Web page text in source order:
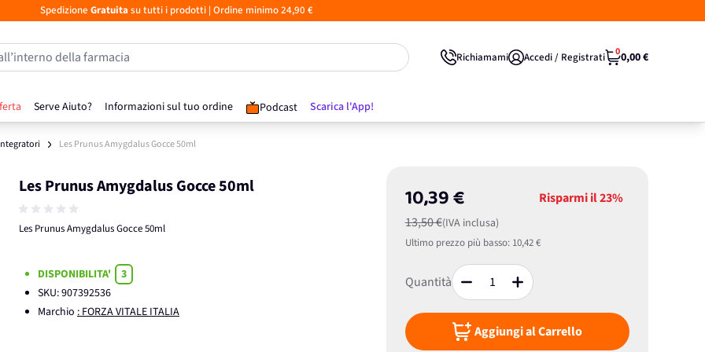
Spedizione Gratuita su tutti i prodotti| Ordine minimo 24,90 €
Serve Aiuto? Informazioni sul tuo ordine Podcast Scarica l'App!
della farmacia Richiamami Accedi / Registrati 00,00 €
Les Prunus Amygdalus Gocce 50ml
Les Prunus Amygdalus Gocce 50ml
Les Prunus Amygdalus Gocce 50ml
10,39 €
13,50 €(IVA inclusa)
Risparmi il23%
Ultimo prezzo più basso: 10,42 €
Quantità
Aggiungi al Carrello
DISPONIBILITA'
3
SKU:907392536
Marchio : FORZA VITALE ITALIA